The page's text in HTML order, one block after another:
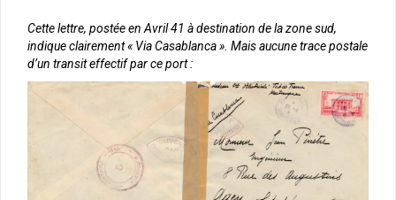
Cette lettre, postée en Avril 41 à destination de la zone sud,
indique clairement « Via Casablanca ». Mais aucune trace postale
d’un transit effectif par ce port :